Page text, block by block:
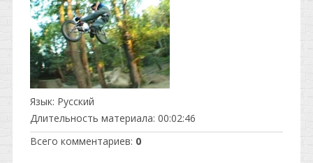
Язык: Русский
Длительность материала: 00:02:46
Всего комментариев: 0